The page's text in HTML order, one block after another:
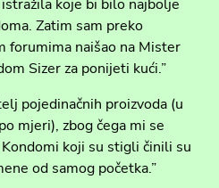
koje bi bilo najbolje
Zatim sam preko
forumima naišao na Mister
Sizer za ponijeti kući.”
pojedinačnih proizvoda (u
mjeri), zbog čega mi se
koji su stigli činili su
od samog početka.”